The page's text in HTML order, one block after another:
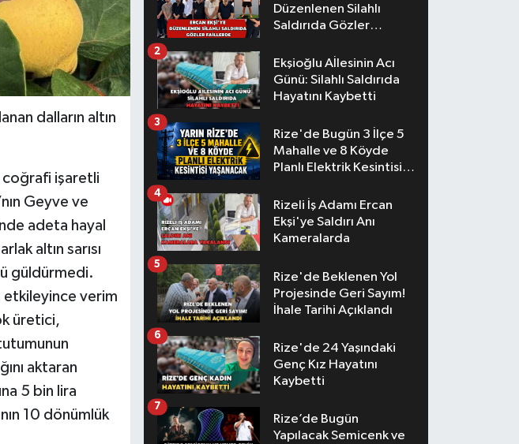
dalların altın
coğrafi işaretli
Geyve ve
adeta hayal
altın sarısı
güldürmedi.
etkileyince verim
üretici,
aktaran
5 bin lira
10 dönümlük
Düzenlenen Silahlı
Saldırıda Gözler
Ekşioğlu Aİlesinin Acı
Günü: Silahlı Saldırıda
Hayatını Kaybetti
2
Rize'de Bugün 3 İlçe 5
Mahalle ve 8 Köyde
Planlı Elektrik Kesintisi
3
Rizeli İş Adamı Ercan
Ekşi'ye Saldırı Anı
Kameralarda
4
Rize'de Beklenen Yol
Projesinde Geri Sayım!
İhale Tarihi Açıklandı
5
Rize'de 24 Yaşındaki
Genç Kız Hayatını
Kaybetti
6
Rize’de Bugün
Yapılacak Semicenk ve
7